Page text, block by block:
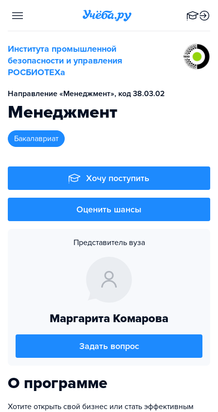
Института промышленной
безопасности и управления
РОСБИОТЕХа
Направление «Менеджмент», код 38.03.02
Менеджмент
бакалавриат
Хочу поступить
Оценить шансы
Представитель вуза
Маргарита Комарова
Задать вопрос
О программе
Хотите открыть свой бизнес или стать эффективным